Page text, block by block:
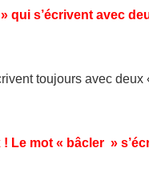
qui s’écrivent avec
toujours avec deux
! Le mot « bâcler »